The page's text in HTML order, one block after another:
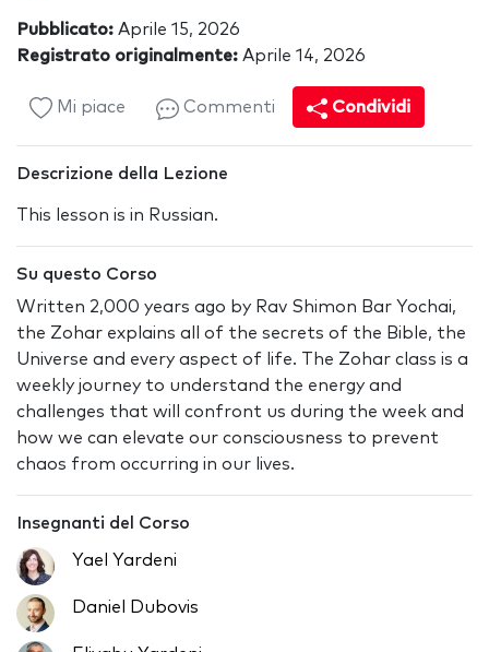
Pubblicato: Aprile 15, 2026
Registrato originalmente: Aprile 14, 2026
Mi piace Commenti Condividi
Descrizione della Lezione
This lesson is in Russian.
Su questo Corso
Written 2,000 years ago by Rav Shimon Bar Yochai,
the Zohar explains all of the secrets of the Bible, the
Universe and every aspect of life. The Zohar class is a
weekly journey to understand the energy and
challenges that will confront us during the week and
how we can elevate our consciousness to prevent
chaos from occurring in our lives.
Insegnanti del Corso
Yael Yardeni
Daniel Dubovis